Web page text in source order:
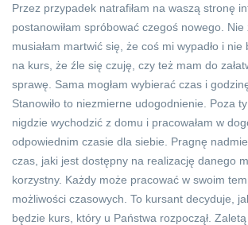
Przez przypadek natrafiłam na waszą stronę
postanowiłam spróbować czegoś nowego. Nie
musiałam martwić się, że coś mi wypadło i nie
na kurs, że źle się czuję, czy też mam do
sprawę. Sama mogłam wybierać czas i
Stanowiło to niezmierne udogodnienie. Poza
nigdzie wychodzić z domu i pracowałam w
odpowiednim czasie dla siebie. Pragnę
czas, jaki jest dostępny na realizację danego
korzystny. Każdy może pracować w swoim
możliwości czasowych. To kursant decyduje,
będzie kurs, który u Państwa rozpoczął.